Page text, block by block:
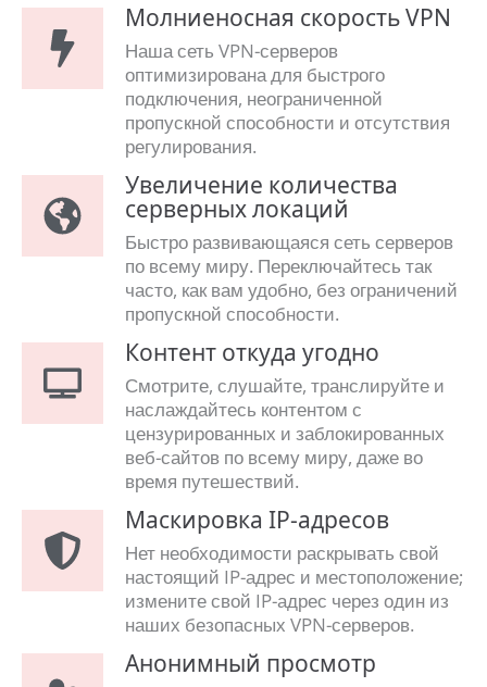
Молниеносная скорость VPN
Наша сеть VPN-серверов
оптимизирована для быстрого
подключения, неограниченной
пропускной способности и отсутствия
регулирования.
Увеличение количества
серверных локаций
Быстро развивающаяся сеть серверов
по всему миру. Переключайтесь так
часто, как вам удобно, без ограничений
пропускной способности.
Контент откуда угодно
Смотрите, слушайте, транслируйте и
наслаждайтесь контентом с
цензурированных и заблокированных
веб-сайтов по всему миру, даже во
время путешествий.
Маскировка IP-адресов
Нет необходимости раскрывать свой
настоящий IP-адрес и местоположение;
измените свой IP-адрес через один из
наших безопасных VPN-серверов.
Анонимный просмотр